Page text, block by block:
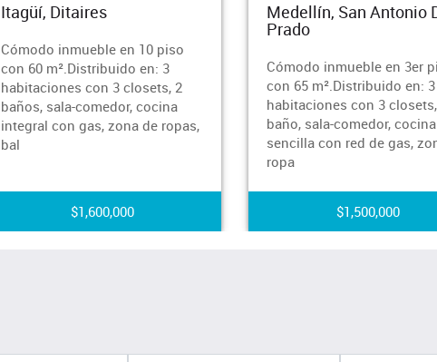
Itagüí, Ditaires
Cómodo inmueble en 10 piso
con 60 m².Distribuido en: 3
habitaciones con 3 closets, 2
baños, sala-comedor, cocina
integral con gas, zona de ropas,
bal
$1,600,000
Medellín, San Antonio
Prado
Cómodo inmueble en 3er
con 65 m².Distribuido en: 3
habitaciones con 3 closets,
baño, sala-comedor, cocina
sencilla con red de gas,
ropa
$1,500,000